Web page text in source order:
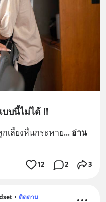
บนี้ไม่ได้ !!
เลี้ยงหื่นกระหาย... อ่าน
12 2 3
• ติดตาม